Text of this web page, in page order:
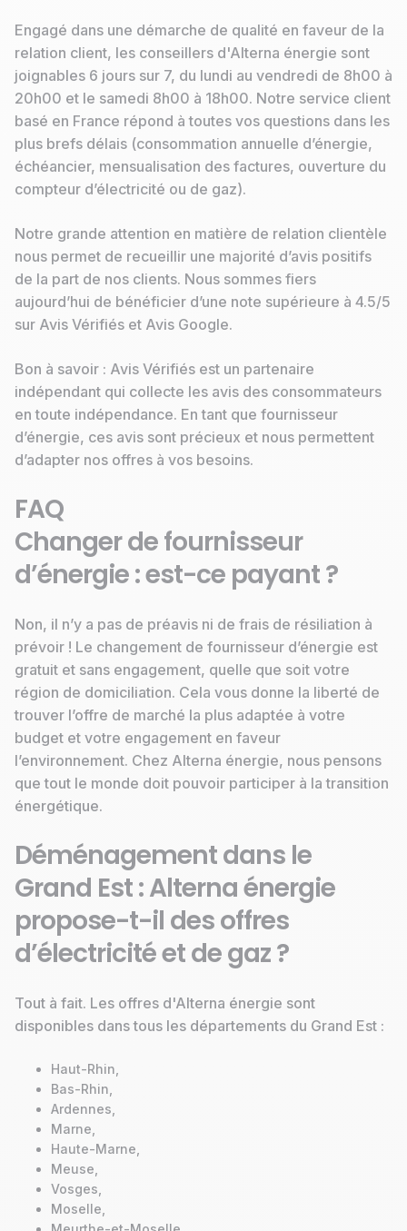
Engagé dans une démarche de qualité en faveur de la
relation client, les conseillers d'Alterna énergie sont
joignables 6 jours sur 7, du lundi au vendredi de 8h00 à
20h00 et le samedi 8h00 à 18h00. Notre service client
basé en France répond à toutes vos questions dans les
plus brefs délais (consommation annuelle d’énergie,
échéancier, mensualisation des factures, ouverture du
compteur d’électricité ou de gaz).
Notre grande attention en matière de relation clientèle
nous permet de recueillir une majorité d’avis positifs
de la part de nos clients. Nous sommes fiers
aujourd’hui de bénéficier d’une note supérieure à 4.5/5
sur Avis Vérifiés et Avis Google.
Bon à savoir : Avis Vérifiés est un partenaire
indépendant qui collecte les avis des consommateurs
en toute indépendance. En tant que fournisseur
d’énergie, ces avis sont précieux et nous permettent
d’adapter nos offres à vos besoins.
FAQ
Changer de fournisseur
d’énergie : est-ce payant ?
Non, il n’y a pas de préavis ni de frais de résiliation à
prévoir ! Le changement de fournisseur d’énergie est
gratuit et sans engagement, quelle que soit votre
région de domiciliation. Cela vous donne la liberté de
trouver l’offre de marché la plus adaptée à votre
budget et votre engagement en faveur
l’environnement. Chez Alterna énergie, nous pensons
que tout le monde doit pouvoir participer à la transition
énergétique.
Déménagement dans le
Grand Est : Alterna énergie
propose-t-il des offres
d’électricité et de gaz ?
Tout à fait. Les offres d'Alterna énergie sont
disponibles dans tous les départements du Grand Est :
Haut-Rhin,
Bas-Rhin,
Ardennes,
Marne,
Haute-Marne,
Meuse,
Vosges,
Moselle,